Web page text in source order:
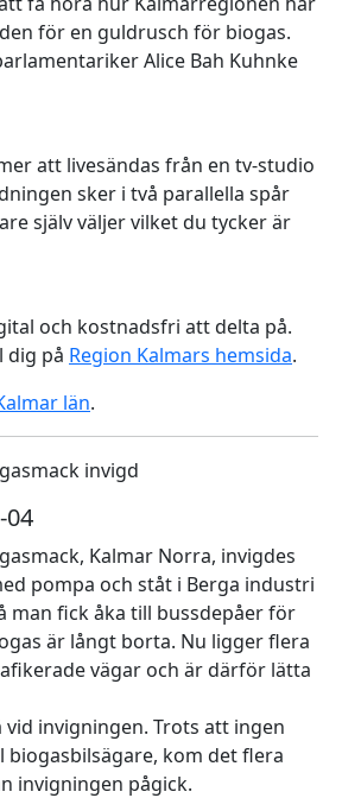
för en guldrusch för biogas.
Alice Bah Kuhnke
att livesändas från en tv-studio
sker i två parallella spår
själv väljer vilket du tycker är
och kostnadsfri att delta på.
dig på Region Kalmars hemsida.
län.
invigd
04
Kalmar Norra, invigdes
pompa och ståt i Berga industri
man fick åka till bussdepåer för
är långt borta. Nu ligger flera
vägar och är därför lätta
vid invigningen. Trots att ingen
kom det flera
invigningen pågick.